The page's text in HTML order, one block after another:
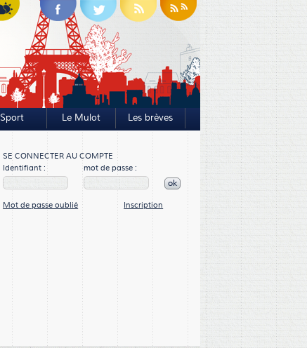
Sport Le Mulot Les brèves
SE CONNECTER AU COMPTE
Identifiant :
mot de passe :
ok
Mot de passe oublié Inscription